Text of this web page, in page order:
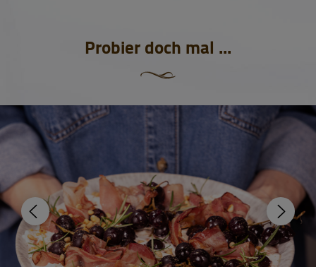
Probier doch mal ...